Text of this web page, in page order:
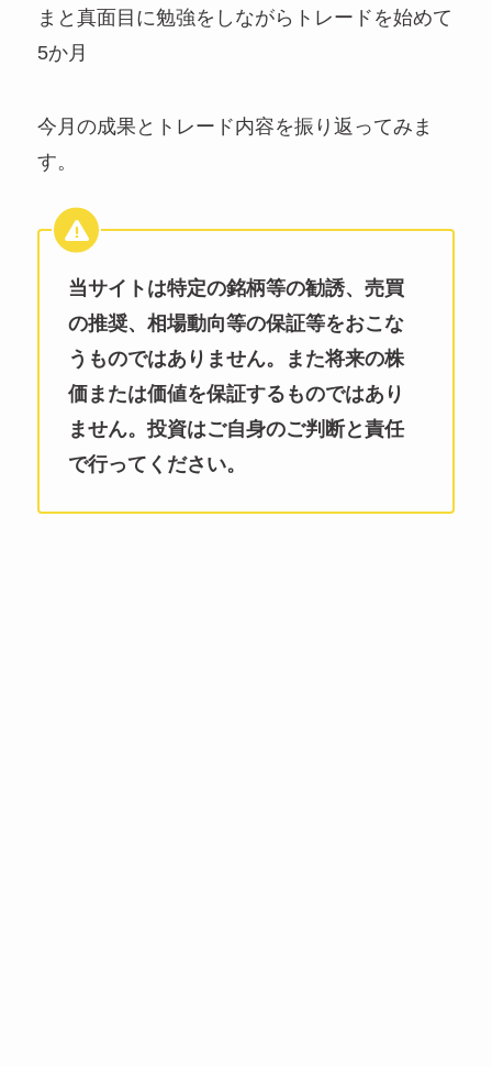
まと真面目に勉強をしながらトレードを始めて
5か月
今月の成果とトレード内容を振り返ってみま
す。
当サイトは特定の銘柄等の勧誘、売買
の推奨、相場動向等の保証等をおこな
うものではありません。また将来の株
価または価値を保証するものではあり
ません。投資はご自身のご判断と責任
で行ってください。